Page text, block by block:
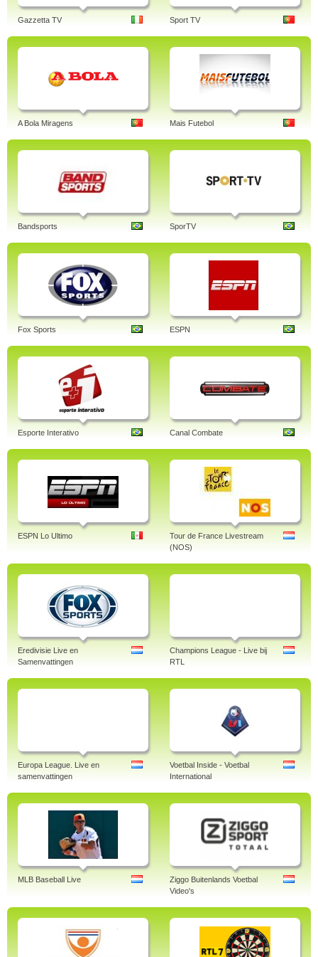
Gazzetta TV Sport TV
A Bola Miragens Mais Futebol
Bandsports SporTV
Fox Sports ESPN
Esporte Interativo Canal Combate
ESPN Lo Ultimo
Tour de France Livestream
(NOS)
Eredivisie Live en
Samenvattingen
Champions League - Live bij
RTL
Europa League. Live en
samenvattingen
Voetbal Inside - Voetbal
International
MLB Baseball Live
Ziggo Buitenlands Voetbal
Video's